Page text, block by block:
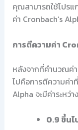
คุณสามารถใช้โปรแ
ค่า Cronbach’s
การตีความค่า
หลังจากที่คำนวณค่
ไปคือการตีความค่า
Alpha จะมีค่าระหว่า
0.9 ขึ้นไ